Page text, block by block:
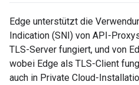
Edge unterstützt die
Indication (SNI) von API-
TLS-Server fungiert, und von
wobei Edge als TLS-Client
auch in Private Cloud-